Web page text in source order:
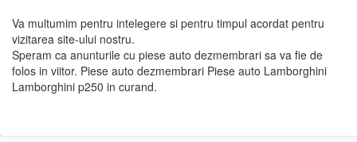
Va multumim pentru intelegere si pentru timpul acordat pentru
vizitarea site-ului nostru.
Speram ca anunturile cu piese auto dezmembrari sa va fie de
folos in viitor. Piese auto dezmembrari Piese auto Lamborghini
Lamborghini p250 in curand.